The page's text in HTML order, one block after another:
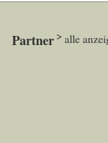
Partner alle